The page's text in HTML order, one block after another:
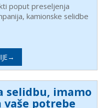
poput preseljenja
kamionske selidbe
selidbu, imamo
vaše potrebe